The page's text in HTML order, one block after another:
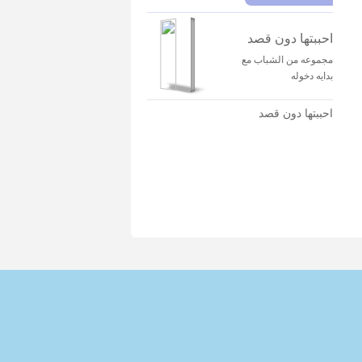
احببتها دون قصد
مجموعه من الشباب مع
بدايه دخوله
احببتها دون قصد